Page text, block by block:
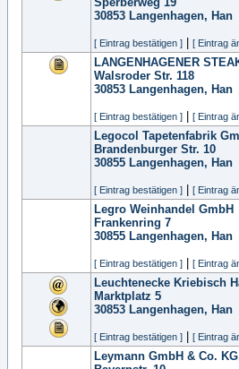
30853 Langenhagen, Han
[ Eintrag bestätigen ] [ Eintrag
LANGENHAGENER
Walsroder Str. 118
30853 Langenhagen, Han
[ Eintrag bestätigen ] [ Eintrag
Legocol Tapetenfabrik
Brandenburger Str. 10
30855 Langenhagen, Han
[ Eintrag bestätigen ] [ Eintrag
Legro Weinhandel GmbH
Frankenring 7
30855 Langenhagen, Han
[ Eintrag bestätigen ] [ Eintrag
Leuchtenecke Kriebisch
Marktplatz 5
30853 Langenhagen, Han
[ Eintrag bestätigen ] [ Eintrag
Leymann GmbH & Co.